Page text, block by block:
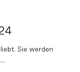
Sie werden